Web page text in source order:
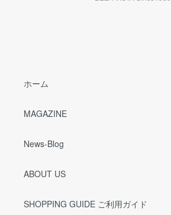
ホーム
MAGAZINE
News-Blog
ABOUT US
SHOPPING GUIDE ご利用ガイド